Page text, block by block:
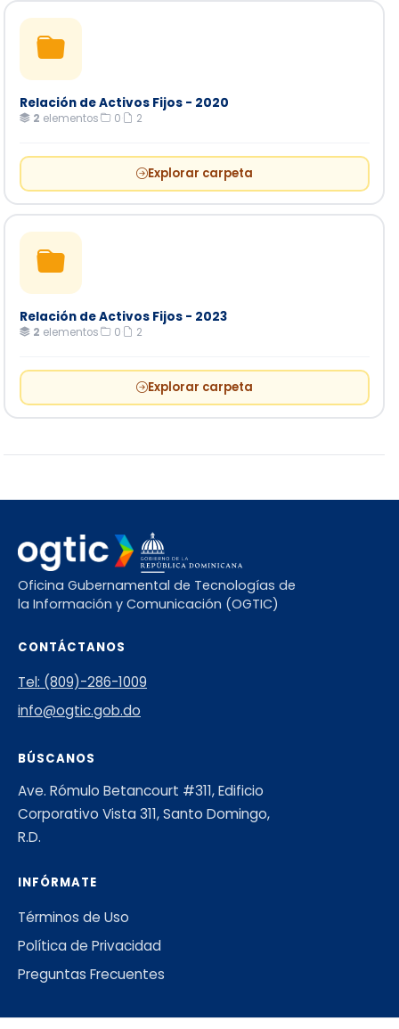
Relación de Activos Fijos - 2020
2 elementos 0 2
Explorar carpeta
Relación de Activos Fijos - 2023
2 elementos 0 2
Explorar carpeta
Oficina Gubernamental de Tecnologías de
la Información y Comunicación (OGTIC)
CONTÁCTANOS
Tel: (809)-286-1009
info@ogtic.gob.do
BÚSCANOS
Ave. Rómulo Betancourt #311, Edificio
Corporativo Vista 311, Santo Domingo,
R.D.
INFÓRMATE
Términos de Uso
Política de Privacidad
Preguntas Frecuentes